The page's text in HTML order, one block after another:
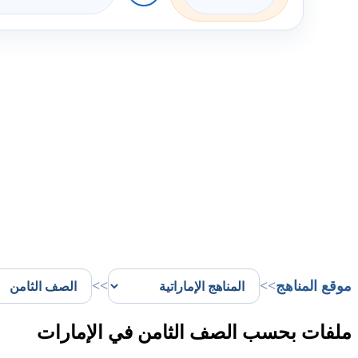
موقع المناهج>>
>>
ملفات بحسب الصف الثامن في الإمارات